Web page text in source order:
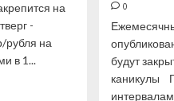
на
-
на
в 1...
0
будут
каникулы